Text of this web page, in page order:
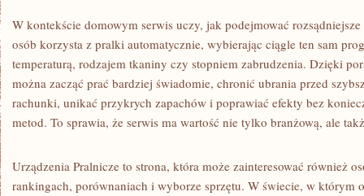
W kontekście domowym serwis uczy, jak podejmować
osób korzysta z pralki automatycznie, wybierając ciągle ten sam
temperaturą, rodzajem tkaniny czy stopniem zabrudzenia. Dzięki
można zacząć prać bardziej świadomie, chronić ubrania przed
rachunki, unikać przykrych zapachów i poprawiać efekty bez
metod. To sprawia, że serwis ma wartość nie tylko branżową, ale
Urządzenia Pralnicze to strona, która może zainteresować również
rankingach, porównaniach i wyborze sprzętu. W świecie, w którym